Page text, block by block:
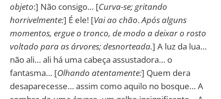
objeto:] Não consigo… [Curva-se; gritando
horrivelmente:] É ele! [Vai ao chão.Após alguns
momentos, ergue o tronco, de modo a deixar o rosto
voltado para as árvores; desnorteada.] A luz da lua…
não ali… ali há uma cabeça assustadora… o
fantasma… [Olhando atentamente:] Quem dera
desaparecesse… assim como aquilo no bosque… A